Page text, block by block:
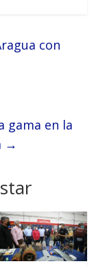
con
gama en la
→